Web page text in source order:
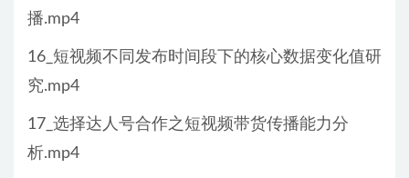
播.mp4
16_短视频不同发布时间段下的核心数据变化值研
究.mp4
17_选择达人号合作之短视频带货传播能力分
析.mp4